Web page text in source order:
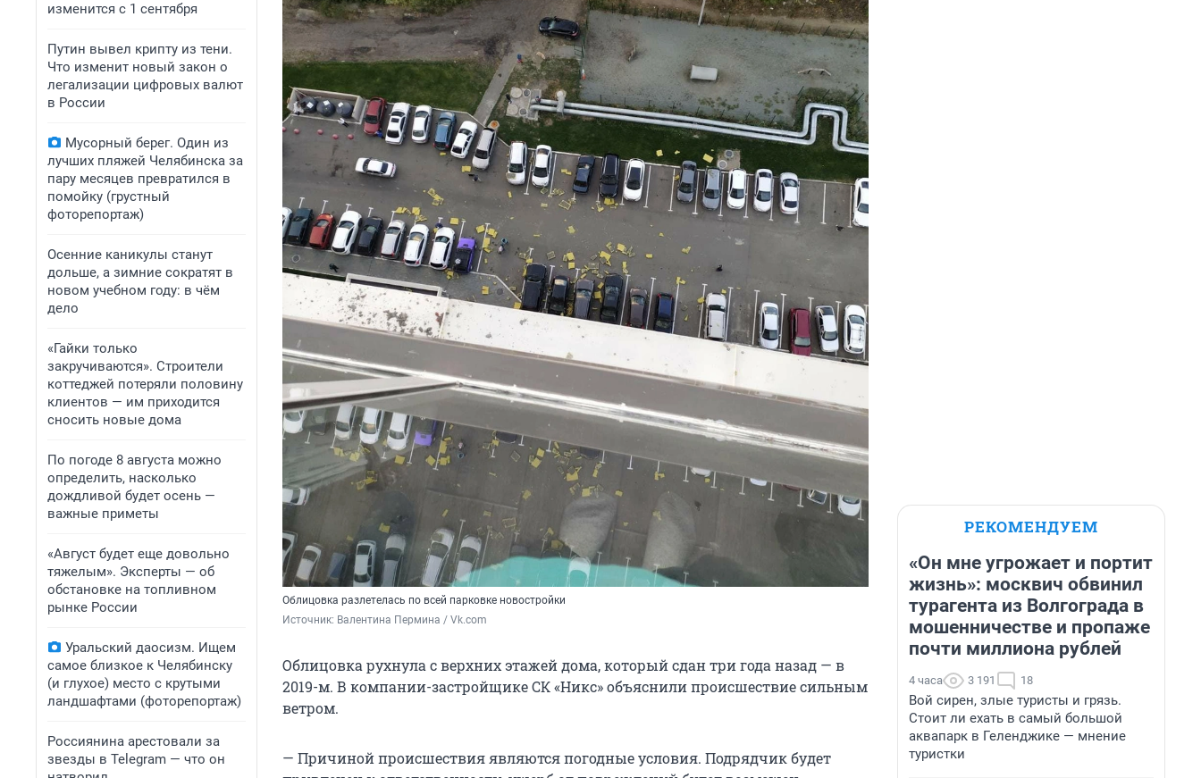
изменится с 1 сентября
Путин вывел крипту из тени.
Что изменит новый закон о
легализации цифровых валют
в России
Мусорный берег. Один из
лучших пляжей Челябинска за
пару месяцев превратился в
помойку (грустный
фоторепортаж)
Осенние каникулы станут
дольше, а зимние сократят в
новом учебном году: в чём
дело
«Гайки только
закручиваются». Строители
коттеджей потеряли половину
клиентов — им приходится
сносить новые дома
По погоде 8 августа можно
определить, насколько
дождливой будет осень —
важные приметы
«Август будет еще довольно
тяжелым». Эксперты — об
обстановке на топливном
рынке России
Уральский даосизм. Ищем
самое близкое к Челябинску
(и глухое) место с крутыми
ландшафтами (фоторепортаж)
Россиянина арестовали за
звезды в Telegram — что он
Облицовка разлетелась по всей парковке новостройки
Источник: Валентина Пермина / Vk.com
Облицовка рухнула с верхних этажей дома, который сдан три года назад — в
2019-м. В компании-застройщике СК «Никс» объяснили происшествие сильным
ветром.
— Причиной происшествия являются погодные условия. Подрядчик будет
РЕКОМЕНДУЕМ
«Он мне угрожает и портит
жизнь»: москвич обвинил
турагента из Волгограда в
мошенничестве и пропаже
почти миллиона рублей
4 часа 3 191 18
Вой сирен, злые туристы и грязь.
Стоит ли ехать в самый большой
аквапарк в Геленджике — мнение
туристки